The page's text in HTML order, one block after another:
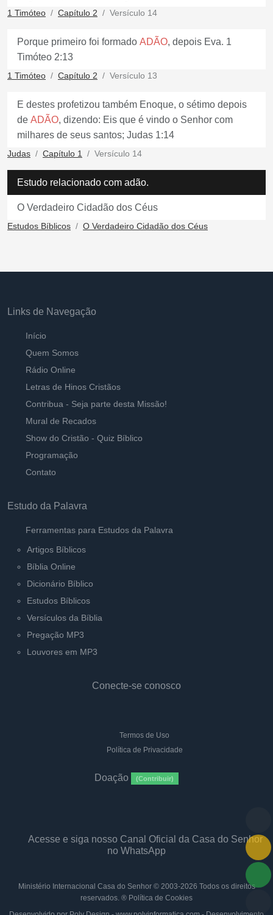
1 Timóteo Capítulo 2 Versículo 14
Porque primeiro foi formado ADÃO, depois Eva. 1
Timóteo 2:13
1 Timóteo Capítulo 2 Versículo 13
E destes profetizou também Enoque, o sétimo depois
de ADÃO, dizendo: Eis que é vindo o Senhor com
milhares de seus santos; Judas 1:14
Judas Capítulo 1 Versículo 14
Estudo relacionado com adão.
O Verdadeiro Cidadão dos Céus
Estudos Bíblicos O Verdadeiro Cidadão dos Céus
Links de Navegação
Início
Quem Somos
Rádio Online
Letras de Hinos Cristãos
Contribua - Seja parte desta Missão!
Mural de Recados
Show do Cristão - Quiz Bíblico
Programação
Contato
Estudo da Palavra
Ferramentas para Estudos da Palavra
Artigos Bíblicos
Bíblia Online
Dicionário Bíblico
Estudos Bíblicos
Versículos da Bíblia
Pregação MP3
Louvores em MP3
Conecte-se conosco
Termos de Uso
Política de Privacidade
Doação (Contribuir)
Acesse e siga nosso Canal Oficial da Casa do Senhor
no WhatsApp
Ministério Internacional Casa do Senhor© 2003-2026 Todos os direitos
reservados. ® Política de Cookies